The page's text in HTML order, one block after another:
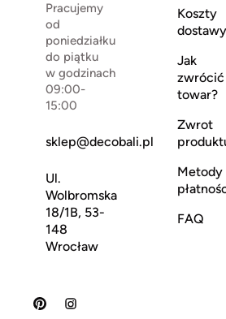
Pracujemy
od
poniedziałku
do piątku
w godzinach
09:00-
15:00
sklep@decobali.pl
Ul.
Wolbromska
18/1B, 53-
148
Wrocław
Koszty
dostawy
Jak
zwrócić
towar?
Zwrot
Metody
FAQ